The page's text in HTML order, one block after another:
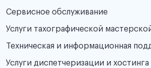
Сервисное обслуживание
Услуги тахографической
Техническая и информационная
Услуги диспетчеризации и хостинга